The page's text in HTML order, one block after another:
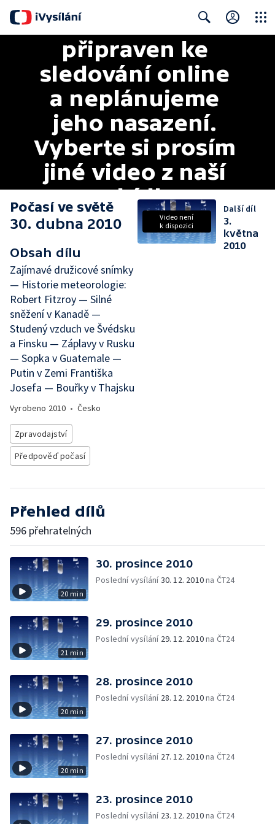
bohužel není
připraven ke
sledování online
a neplánujeme
jeho nasazení.
Vyberte si prosím
jiné video z naší
nabídky.
Počasí ve světě
30. dubna 2010
Obsah dílu
Zajímavé družicové snímky
— Historie meteorologie:
Robert Fitzroy — Silné
sněžení v Kanadě —
Studený vzduch ve Švédsku
a Finsku — Záplavy v Rusku
— Sopka v Guatemale —
Putin v Zemi Františka
Josefa — Bouřky v Thajsku
Vyrobeno 2010 • Česko
Zpravodajství
Předpověď počasí
Video není
k dispozici
Další díl
3.
května
2010
Přehled dílů
596 přehratelných
20 min
30. prosince 2010
Poslední vysílání30. 12. 2010na ČT24
21 min
29. prosince 2010
Poslední vysílání 29. 12. 2010na ČT24
20 min
28. prosince 2010
Poslední vysílání 28. 12. 2010na ČT24
20 min
27. prosince 2010
Poslední vysílání 27. 12. 2010na ČT24
23. prosince 2010
Poslední vysílání 23. 12. 2010na ČT24